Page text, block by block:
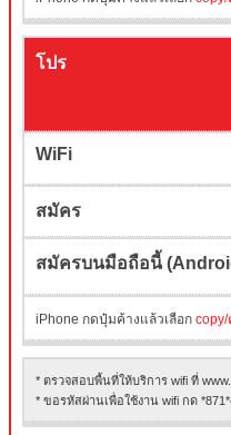
iPhone กดปุ๋มค้างแล้วเลือก
* ตรวจสอบพื้นที่ให้บริการ wifi ที่
* ขอรหัสผ่านเพื่อใช้งาน wifi กด